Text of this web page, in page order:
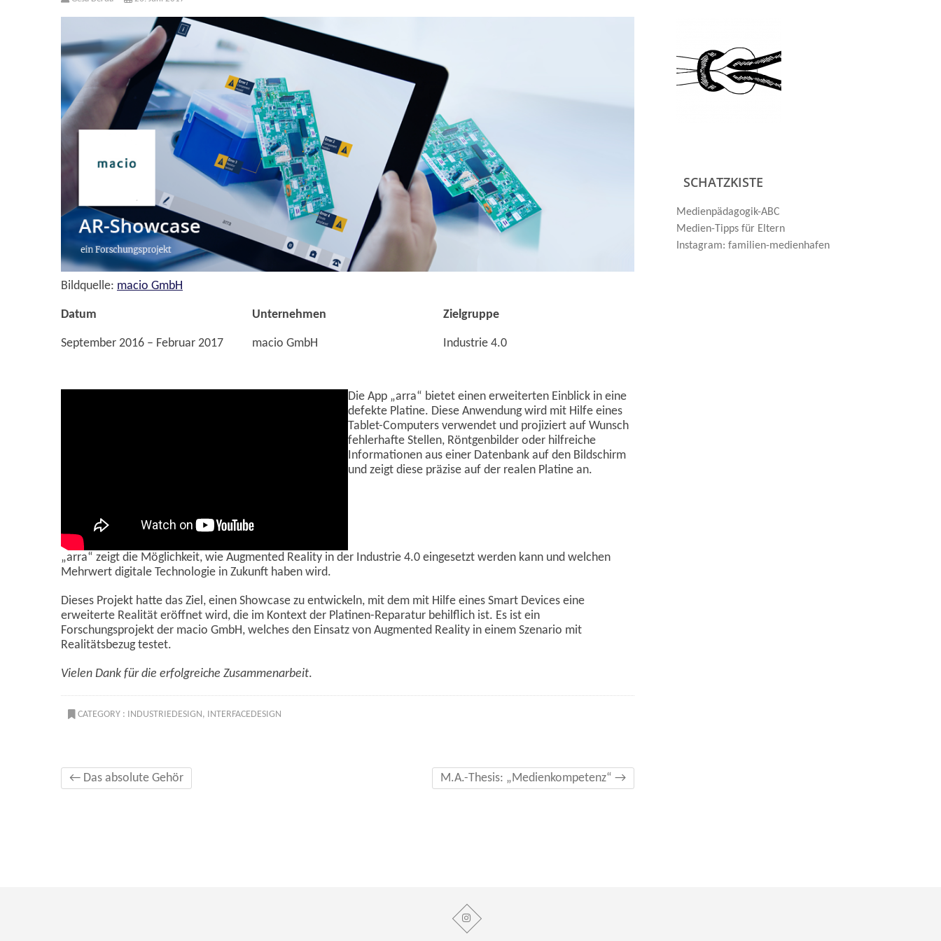
Bildquelle: macio GmbH
Datum
September 2016 – Februar 2017
Unternehmen
macio GmbH
Zielgruppe
Industrie 4.0
Die App „arra“ bietet einen erweiterten Einblick in eine
defekte Platine. Diese Anwendung wird mit Hilfe eines
Tablet-Computers verwendet und projiziert auf Wunsch
fehlerhafte Stellen, Röntgenbilder oder hilfreiche
Informationen aus einer Datenbank auf den Bildschirm
und zeigt diese präzise auf der realen Platine an.
„arra“ zeigt die Möglichkeit, wie Augmented Reality in der Industrie 4.0 eingesetzt werden kann und welchen
Mehrwert digitale Technologie in Zukunft haben wird.
Dieses Projekt hatte das Ziel, einen Showcase zu entwickeln, mit dem mit Hilfe eines Smart Devices eine
erweiterte Realität eröffnet wird, die im Kontext der Platinen-Reparatur behilflich ist. Es ist ein
Forschungsprojekt der macio GmbH, welches den Einsatz von Augmented Reality in einem Szenario mit
Realitätsbezug testet.
Vielen Dank für die erfolgreiche Zusammenarbeit.
CATEGORY : INDUSTRIEDESIGN, INTERFACEDESIGN
← Das absolute Gehör M.A.-Thesis: „Medienkompetenz“ →
SCHATZKISTE
Medienpädagogik-ABC
Medien-Tipps für Eltern
Instagram: familien-medienhafen